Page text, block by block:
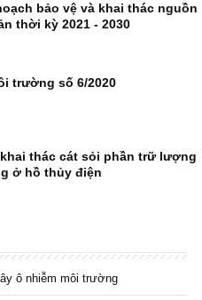
bảo vệ và khai thác nguồn
thời kỳ 2021 - 2030
trường số 6/2020
thác cát sỏi phần trữ lượng
ở hồ thủy điện
ô nhiễm môi trường